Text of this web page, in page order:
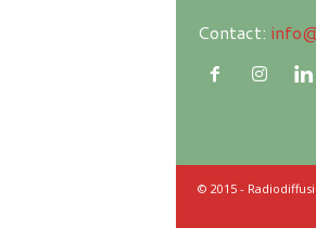
Contact:
© 2015 -